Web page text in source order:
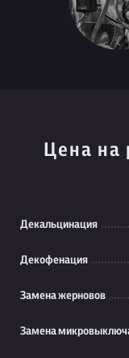
Цена
Декальцинация
Декофенация
Замена жерновов
Замена